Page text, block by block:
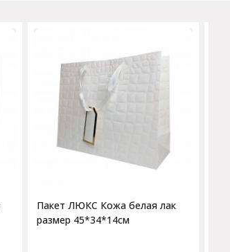
Пакет ЛЮКС Кожа белая лак
размер 45*34*14см